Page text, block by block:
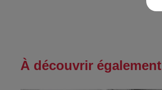
À découvrir également